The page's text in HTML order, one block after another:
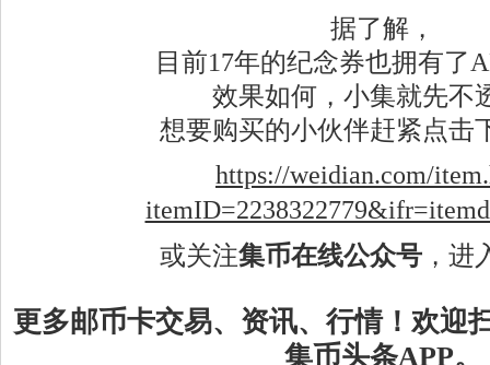
据了解，
目前17年的纪念券也拥有了
效果如何，小集就先不
想要购买的小伙伴赶紧点击
https://weidian.com/
或关注集币在线公众号 ，进
更多邮币卡交易、资讯、行情！欢迎
集币头条APP。